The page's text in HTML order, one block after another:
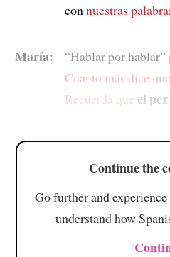
con nuestras
María: “Hablar por hablar”
Cuanto más dice uno
Recuerda que el
Continue the
Go further and
understand how